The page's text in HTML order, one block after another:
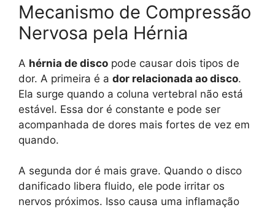
Mecanismo de Compressão
Nervosa pela Hérnia
A hérnia de disco pode causar dois tipos de
dor. A primeira é a dor relacionada ao disco.
Ela surge quando a coluna vertebral não está
estável. Essa dor é constante e pode ser
acompanhada de dores mais fortes de vez em
quando.
A segunda dor é mais grave. Quando o disco
danificado libera fluido, ele pode irritar os
nervos próximos. Isso causa uma inflamação